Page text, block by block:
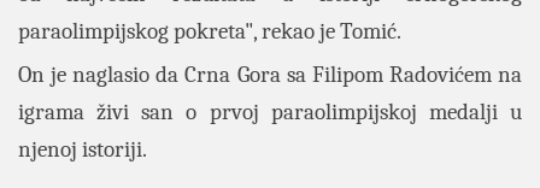
paraolimpijskog pokreta", rekao je Tomić.
On je naglasio da Crna Gora sa Filipom Radovićem na
igrama živi san o prvoj paraolimpijskoj medalji u
njenoj istoriji.